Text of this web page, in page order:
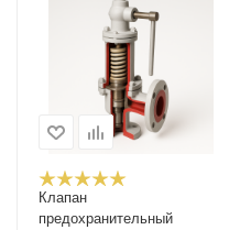
Клапан
предохранительный